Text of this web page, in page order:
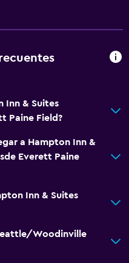
Inn & Suites
Paine Field?
a Hampton Inn &
Everett Paine
Inn & Suites
Woodinville